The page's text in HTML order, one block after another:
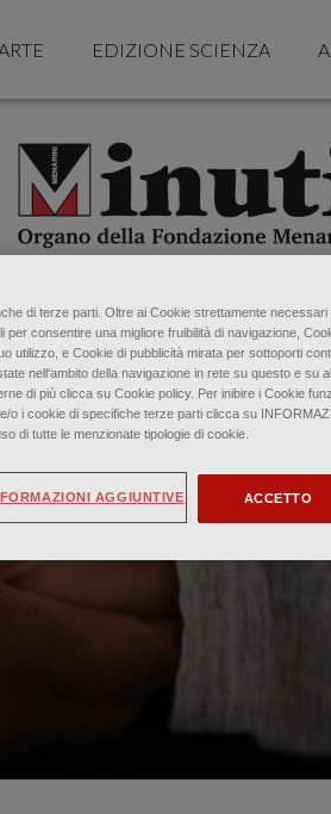
EDIZIONE SCIENZA
di terze parti. Oltre ai Cookie strettamente
per consentire una migliore fruibilità di navigazione,
utilizzo, e Cookie di pubblicità mirata per sottoporti
nell‘ambito della navigazione in rete su questo e su
di più clicca su Cookie policy. Per inibire i Cookie
o i cookie di specifiche terze parti clicca su
di tutte le menzionate tipologie di cookie.
ACCETTO
AGGIUNTIVE